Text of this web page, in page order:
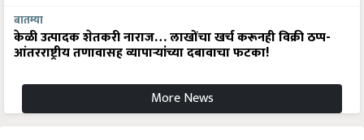
बातम्या
केळी उत्पादक शेतकरी नाराज… लाखोंचा खर्च करूनही विक्री ठप्प-
आंतरराष्ट्रीय तणावासह व्यापाऱ्यांच्या दबावाचा फटका!
More News